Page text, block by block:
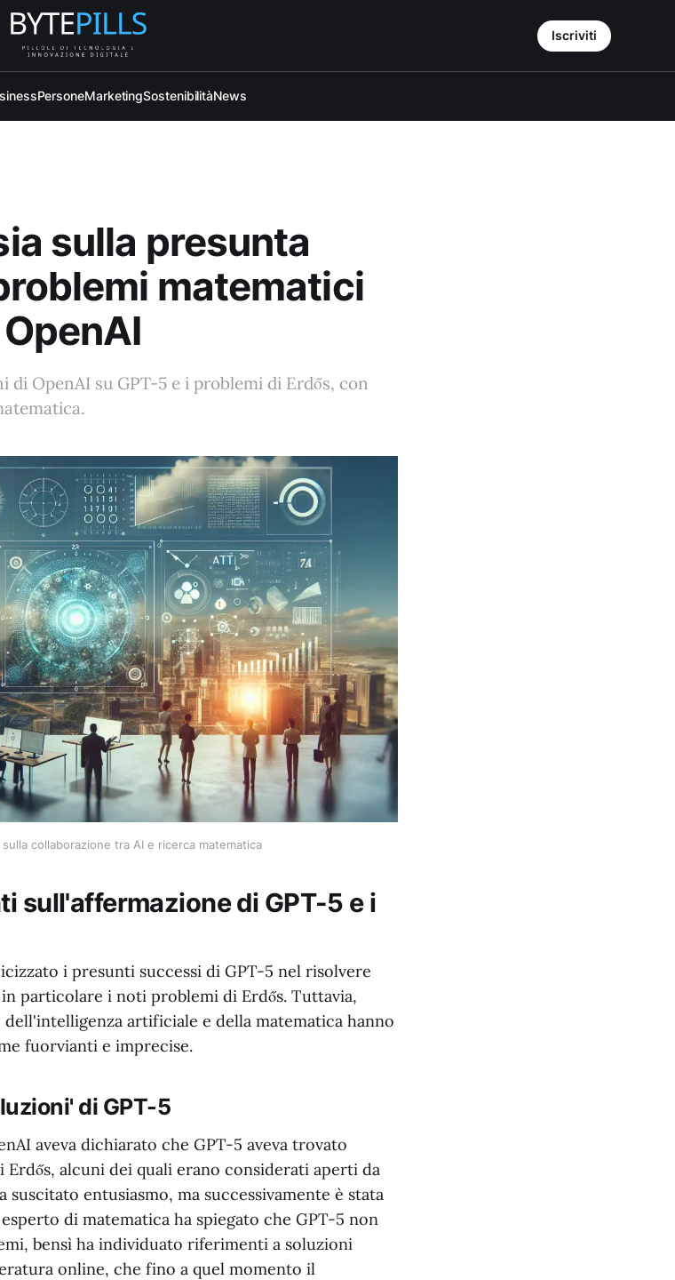
PersoneMarketingSostenibilitàNews
Iscriviti
sulla presunta
matematici
OpenAI su GPT-5 e i problemi di Erdős, con
collaborazione tra AI e ricerca matematica
sull'affermazione di GPT-5 e i
i presunti successi di GPT-5 nel risolvere
particolare i noti problemi di Erdős. Tuttavia,
artificiale e della matematica hanno
fuorvianti e imprecise.
di GPT-5
aveva dichiarato che GPT-5 aveva trovato
alcuni dei quali erano considerati aperti da
suscitato entusiasmo, ma successivamente è stata
di matematica ha spiegato che GPT-5 non
bensì ha individuato riferimenti a soluzioni
online, che fino a quel momento il